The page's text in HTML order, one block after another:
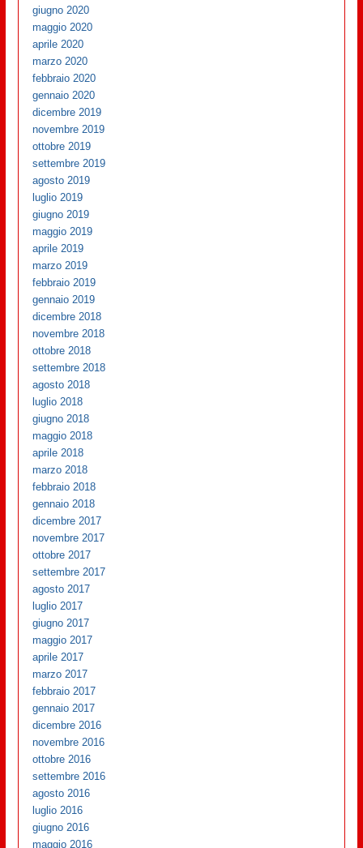
giugno 2020
maggio 2020
aprile 2020
marzo 2020
febbraio 2020
gennaio 2020
dicembre 2019
novembre 2019
ottobre 2019
settembre 2019
agosto 2019
luglio 2019
giugno 2019
maggio 2019
aprile 2019
marzo 2019
febbraio 2019
gennaio 2019
dicembre 2018
novembre 2018
ottobre 2018
settembre 2018
agosto 2018
luglio 2018
giugno 2018
maggio 2018
aprile 2018
marzo 2018
febbraio 2018
gennaio 2018
dicembre 2017
novembre 2017
ottobre 2017
settembre 2017
agosto 2017
luglio 2017
giugno 2017
maggio 2017
aprile 2017
marzo 2017
febbraio 2017
gennaio 2017
dicembre 2016
novembre 2016
ottobre 2016
settembre 2016
agosto 2016
luglio 2016
giugno 2016
maggio 2016